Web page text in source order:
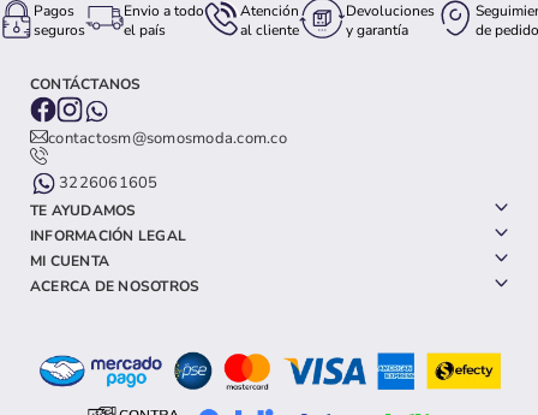
Pagos
seguros
Envio a todo
el país
Atención
al cliente
Devoluciones
y garantía
de pedido
CONTÁCTANOS
contactosm@somosmoda.com.co
3226061605
TE AYUDAMOS
INFORMACIÓN LEGAL
MI CUENTA
ACERCA DE NOSOTROS